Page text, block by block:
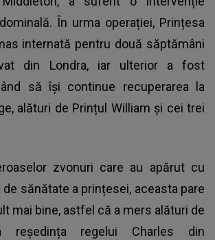
În urma operației, Prințesa
internată pentru două săptămâni
din Londra, iar ulterior a fost
să își continue recuperarea la
alături de Prințul William și cei trei
zvonuri care au apărut cu
de sănătate a prințesei, aceasta pare
mai bine, astfel că a mers alături de
regelui Charles din